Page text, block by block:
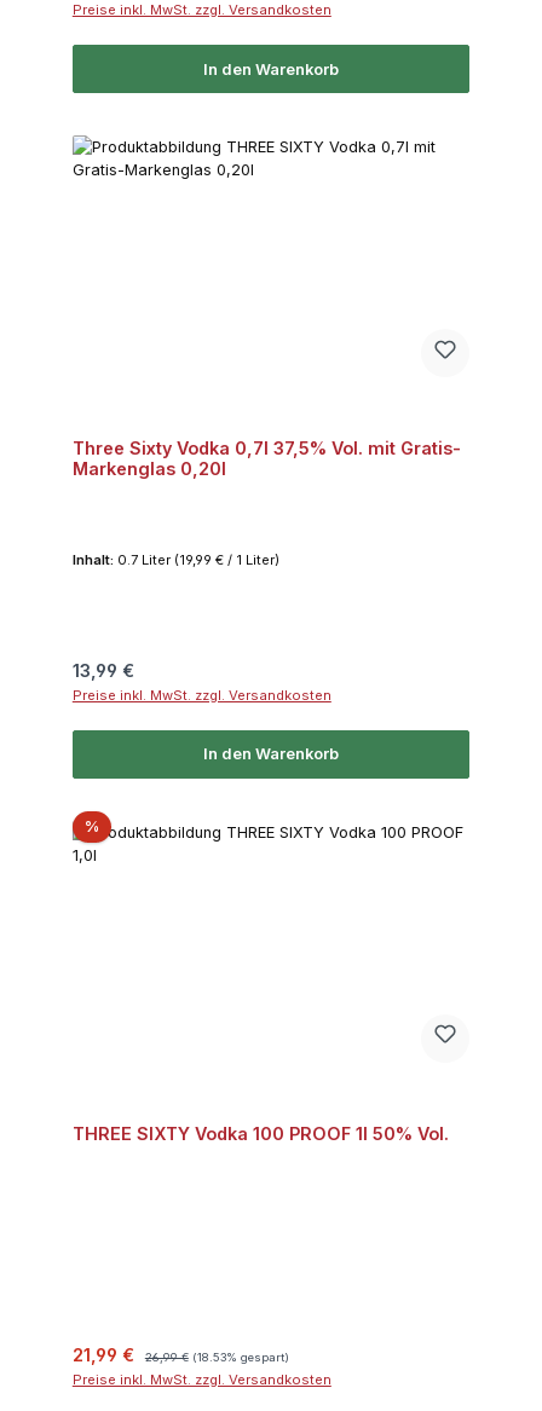
Preise inkl. MwSt. zzgl. Versandkosten
In den Warenkorb
Three Sixty Vodka 0,7l 37,5% Vol. mit Gratis-
Markenglas 0,20l
Inhalt: 0.7 Liter (19,99 € / 1 Liter)
Regulärer Preis:
13,99 €
Preise inkl. MwSt. zzgl. Versandkosten
In den Warenkorb
%Rabatt
THREE SIXTY Vodka 100 PROOF 1l 50% Vol.
Verkaufspreis:
21,99 € 26,99 € (18.53% gespart)
Preise inkl. MwSt. zzgl. Versandkosten